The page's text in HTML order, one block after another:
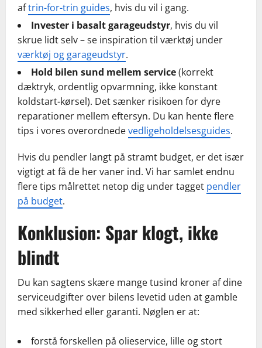
aftrin-for-trin guides, hvis du vil i gang.
Invester i basalt garageudstyr, hvis du vil
skrue lidt selv – se inspiration til værktøj under
værktøj og garageudstyr.
Hold bilen sund mellem service(korrekt
dæktryk, ordentlig opvarmning, ikke konstant
koldstart-kørsel). Det sænker risikoen for dyre
reparationer mellem eftersyn. Du kan hente flere
tips i vores overordnedevedligeholdelsesguides.
Hvis du pendler langt på stramt budget, er det især
vigtigt at få de her vaner ind. Vi har samlet endnu
flere tips målrettet netop dig under tagget pendler
på budget.
Konklusion: Spar klogt, ikke
blindt
Du kan sagtens skære mange tusind kroner af dine
serviceudgifter over bilens levetid uden at gamble
med sikkerhed eller garanti. Nøglen er at:
forstå forskellen på olieservice, lille og stort